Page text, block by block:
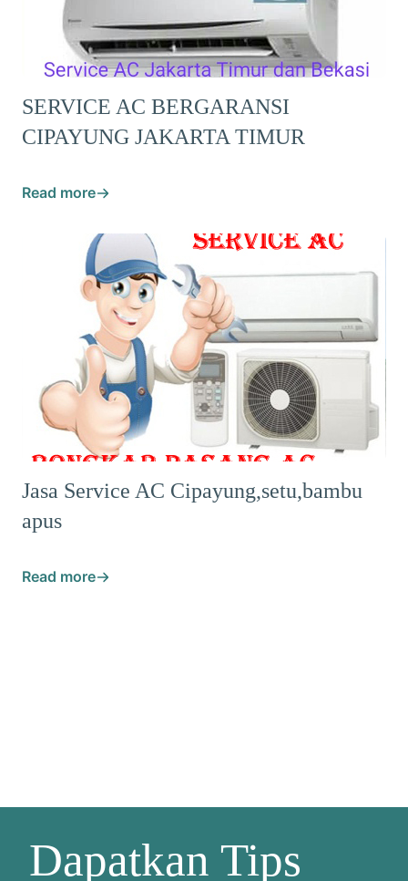
SERVICE AC BERGARANSI
CIPAYUNG JAKARTA TIMUR
Read more
Jasa Service AC Cipayung,setu,bambu
apus
Read more
Dapatkan Tips